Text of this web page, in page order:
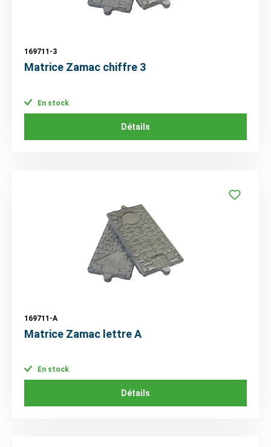
169711-3
Matrice Zamac chiffre 3
En stock
Détails
169711-A
Matrice Zamac lettre A
En stock
Détails